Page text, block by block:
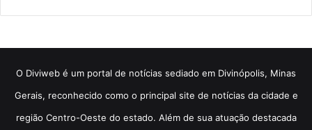
​O Diviweb é um portal de notícias sediado em Divinópolis, Minas
Gerais, reconhecido como o principal site de notícias da cidade e
região Centro-Oeste do estado. Além de sua atuação destacada